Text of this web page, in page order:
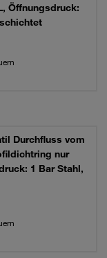
Öffnungsdruck:
Durchfluss vom
nur
1 Bar Stahl,